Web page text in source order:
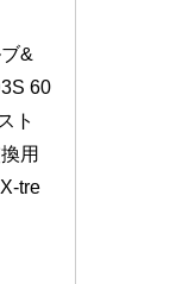
&
60
ト
用
tre